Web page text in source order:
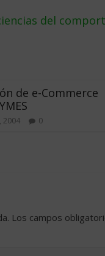
del
de e-Commerce
2004 0
Los campos